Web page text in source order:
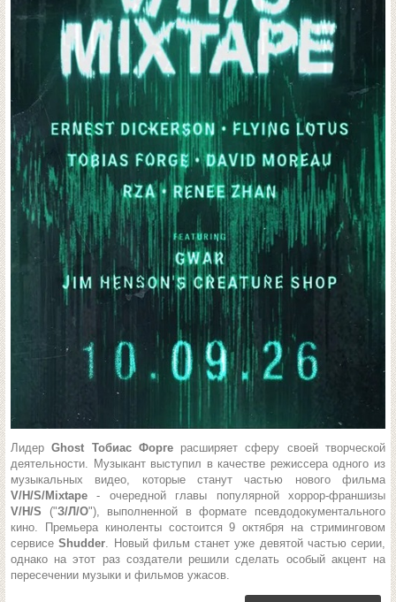
ЛидерGhost Тобиас Форге расширяет сферу своей творческой
деятельности. Музыкант выступил в качестве режиссера одного из
музыкальных видео, которые станут частью нового фильма
V/H/S/Mixtape - очередной главы популярной хоррор-франшизы
V/H/S ("З/Л/О"), выполненной в формате псевдодокументального
кино. Премьера киноленты состоится 9 октября на стриминговом
сервисеShudder. Новый фильм станет уже девятой частью серии,
однако на этот раз создатели решили сделать особый акцент на
пересечении музыки и фильмов ужасов.